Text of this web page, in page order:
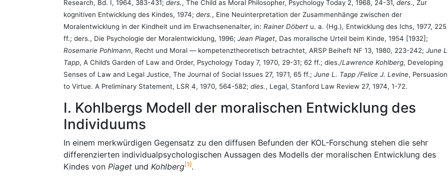
Research, Bd. I, 1964, 383-431; ders., The Child as Moral Philosopher, Psychology Today 2, 1968, 24-31, ders., Zur
kognitiven Entwicklung des Kindes, 1974; ders., Eine Neuinterpretation der Zusammenhänge zwischen der
Moralentwicklung in der Kindheit und im Erwachsenenalter, in: Rainer Döbert u. a. (Hg.), Entwicklung des Ichs, 1977, 225
ff.; ders., Die Psychologie der Moralentwicklung, 1996; Jean Piaget, Das moralische Urteil beim Kinde, 1954 [1932];
Rosemarie Pohlmann, Recht und Moral — kompetenztheoretisch betrachtet, ARSP Beiheft NF 13, 1980, 223-242; June L.
Tapp, A Child’s Garden of Law and Order, Psychology Today 7, 1970, 29-31; 62 ff.; dies./Lawrence Kohlberg, Developing
Senses of Law and Legal Justice, The Journal of Social Issues 27, 1971, 65 ff.; June L. Tapp /Felice J. Levine, Persuasion
to Virtue. A Preliminary Statement, LSR 4, 1970, 564-582; dies., Legal, Stanford Law Review 27, 1974, 1-72.
I. Kohlbergs Modell der moralischen Entwicklung des
Individuums
In einem merkwürdigen Gegensatz zu den diffusen Befunden der KOL-Forschung stehen die sehr
differenzierten individualpsychologischen Aussagen des Modells der moralischen Entwicklung des
Kindes von Piaget und Kohlberg[1].